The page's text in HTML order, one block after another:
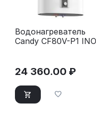
Водонагреватель
Candy CF80V-P1
24 360.00 ₽